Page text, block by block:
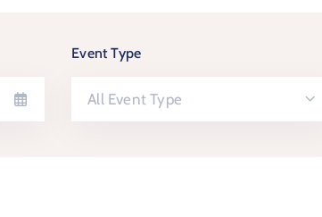
Event Type
All Event Type